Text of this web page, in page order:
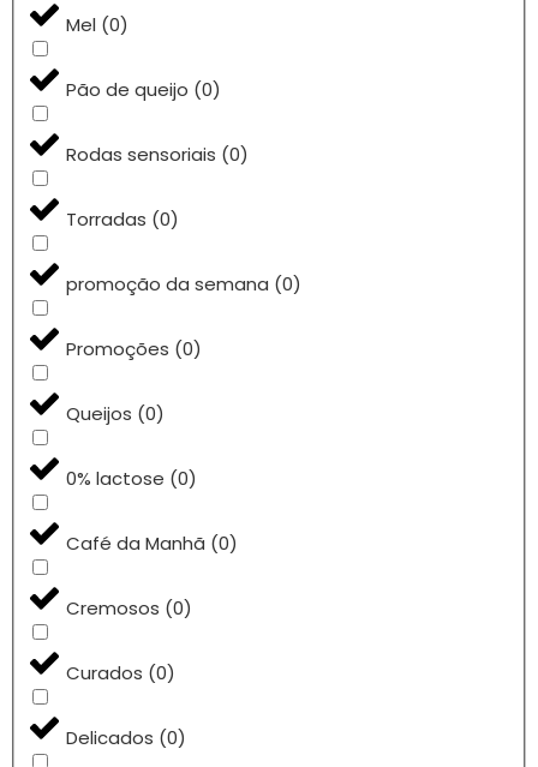
Mel (0)
Pão de queijo (0)
Rodas sensoriais (0)
Torradas (0)
promoção da semana (0)
Promoções (0)
Queijos (0)
0% lactose (0)
Café da Manhã (0)
Cremosos (0)
Curados (0)
Delicados (0)